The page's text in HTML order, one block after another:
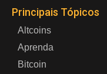
Principais Tópicos
Altcoins
Aprenda
Bitcoin